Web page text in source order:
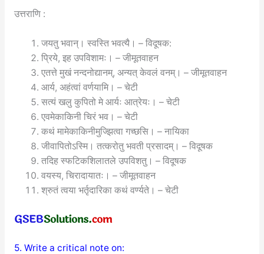
उत्तराणि :
जयतु भवान्। स्वस्ति भवत्यै। – विदूषक:
प्रिये, इह उपविशामः। – जीमूतवाहन
एतत्ते मुखं नन्दनोद्यानम्, अन्यत् केवलं वनम्। – जीमूतवाहन
आर्य, अहंत्वां वर्णयामि। – चेटी
सत्यं खलु कुपितो मे आर्यः आत्रेयः। – चेटी
एवमेकाकिनी चिरं भव। – चेटी
कथं मामेकाकिनीमुज्झित्वा गच्छसि। – नायिका
जीवापितोऽस्मि। तत्करोतु भवती प्रसादम्। – विदूषक
तदिह स्फटिकशिलातले उपविशतु। – विदूषक
वयस्य, चिरादायातः। – जीमूतवाहन
श्रुतं त्वया भर्तृदारिका कथं वर्ण्यते। – चेटी
5. Write a critical note on: